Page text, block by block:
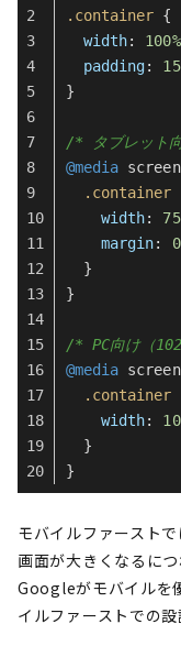
.container {
width: 100%
padding:
}
/* タブレット
@media screen
.container
width:
margin: 0
  }
}
/* PC向け（
@media screen
.container
width:
  }
}
モバイルファーストで
画面が大きくなるに
Googleがモバイルを
イルファーストでの設